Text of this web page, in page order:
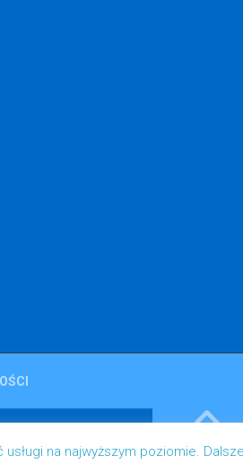
na najwyższym poziomie.